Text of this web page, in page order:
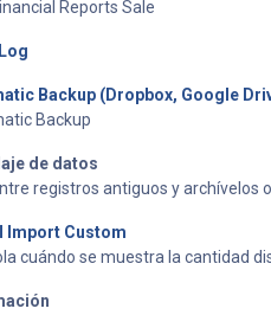
Reports Sale
Backup (Dropbox, Google
Backup
de datos
registros antiguos y archívelos
Import Custom
cuándo se muestra la cantidad